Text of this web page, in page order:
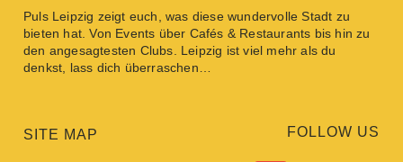
Puls Leipzig zeigt euch, was diese wundervolle Stadt zu
bieten hat. Von Events über Cafés & Restaurants bis hin zu
den angesagtesten Clubs . Leipzig ist viel mehr als du
denkst, lass dich überraschen…
SITE MAP FOLLOW US